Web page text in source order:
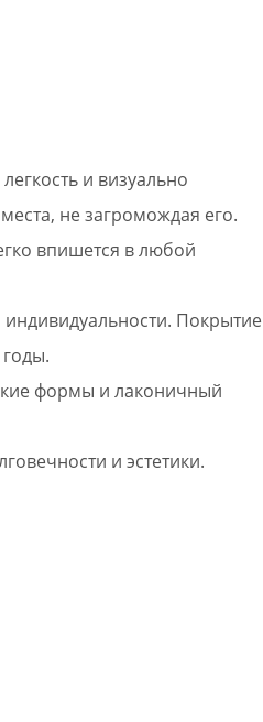
и визуально
не загромождая его.
впишется в любой
Покрытие
формы и лаконичный
и эстетики.